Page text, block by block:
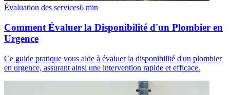
Évaluation des services6 min
Comment Évaluer la Disponibilité d'un Plombier en
Urgence
Ce guide pratique vous aide à évaluer la disponibilité d'un plombier
en urgence, assurant ainsi une intervention rapide et efficace.